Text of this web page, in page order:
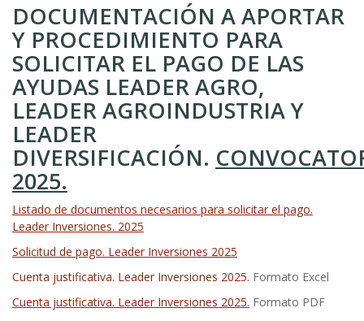
DOCUMENTACIÓN A APORTAR
Y PROCEDIMIENTO PARA
SOLICITAR EL PAGO DE LAS
AYUDAS LEADER AGRO,
LEADER AGROINDUSTRIA Y
LEADER
DIVERSIFICACIÓN.
2025.
Listado de documentos necesarios para solicitar el pago.
Leader Inversiones. 2025
Solicitud de pago. Leader Inversiones 2025
Cuenta justificativa. Leader Inversiones 2025. Formato Excel
Cuenta justificativa. Leader Inversiones 2025. Formato PDF